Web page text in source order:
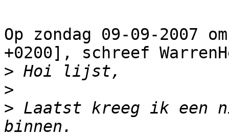
Op zondag 09-09-2007
+0200], schreef
>
>
> Laatst kreeg ik een